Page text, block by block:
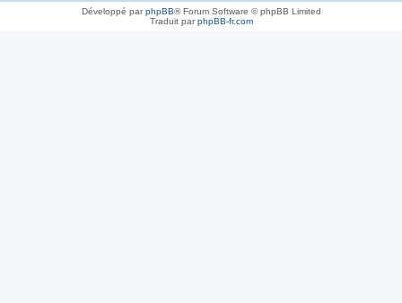
Développé parphpBB® Forum Software © phpBB Limited
Traduit parphpBB-fr.com